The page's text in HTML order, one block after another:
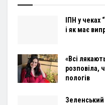
ІПН у
і як має
«Всі
розповіла,
пологів
Зеленський